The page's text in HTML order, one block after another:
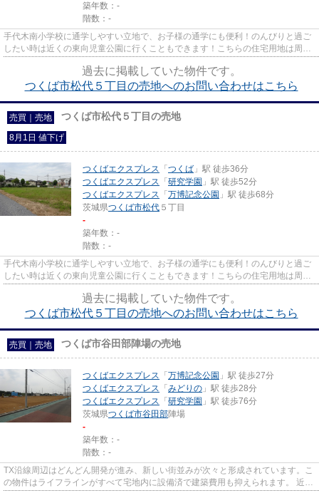
築年数：-
階数：-
手代木南小学校に通学しやすい立地で、お子様の通学にも便利！のんびりと過ご
したい時は近くの東向児童公園に行くこともできます！こちらの住宅用地は周囲
過去に掲載していた物件です。
つくば市松代５丁目の売地へのお問い合わせはこちら
売買｜売地 つくば市松代５丁目の売地
8月1日 値下げ
つくばエクスプレス 「 つくば 」駅 徒歩36分
つくばエクスプレス 「 研究学園 」駅 徒歩52分
つくばエクスプレス 「 万博記念公園 」駅 徒歩68分
茨城県つくば市松代 ５丁目
-
築年数：-
階数：-
手代木南小学校に通学しやすい立地で、お子様の通学にも便利！のんびりと過ご
したい時は近くの東向児童公園に行くこともできます！こちらの住宅用地は周囲
過去に掲載していた物件です。
つくば市松代５丁目の売地へのお問い合わせはこちら
売買｜売地 つくば市谷田部陣場の売地
つくばエクスプレス 「 万博記念公園 」駅 徒歩27分
つくばエクスプレス 「 みどりの 」駅 徒歩28分
つくばエクスプレス 「 研究学園 」駅 徒歩76分
茨城県つくば市谷田部陣場
-
築年数：-
階数：-
TX沿線周辺はどんどん開発が進み、新しい街並みが次々と形成されています。こ
の物件はライフラインがすべて宅地内に設備済で建築費用も抑えられます。 近く